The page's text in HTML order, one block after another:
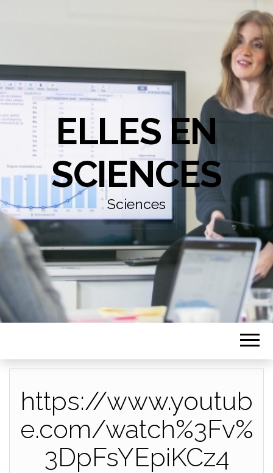
ELLES EN
SCIENCES
Sciences
https://www.youtub
e.com/watch%3Fv%
3DpFsYEpiKCz4